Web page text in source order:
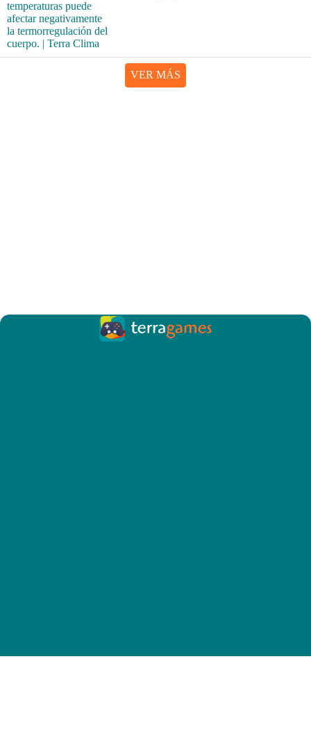
VER MÁS